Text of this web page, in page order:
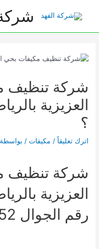
شركة تنظيف
؟
اترك تعليقاً / مكيفات / بواسطة
شركة تنظيف
العزيزية
رقم الجوال 0509913752؟